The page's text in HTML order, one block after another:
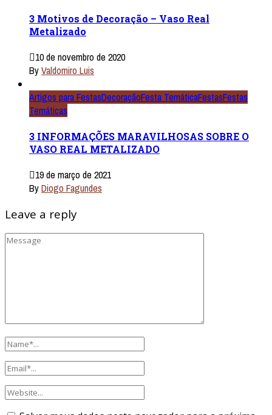
3 Motivos de Decoração – Vaso Real
Metalizado
10 de novembro de 2020
ByValdomiro Luis
Artigos para FestasDecoraçãoFesta TemáticaFestasFestas
Temáticas
3 INFORMAÇÕES MARAVILHOSAS SOBRE O
VASO REAL METALIZADO
19 de março de 2021
ByDiogo Fagundes
Leave a reply